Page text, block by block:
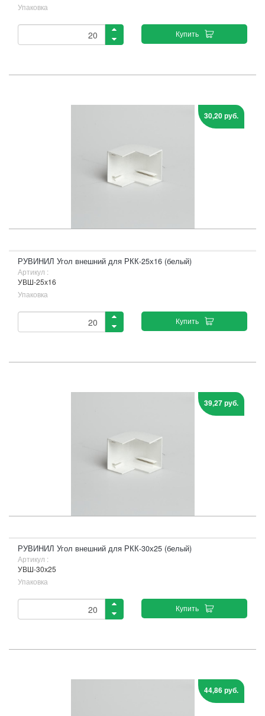
Упаковка
Купить
30,20 руб.
РУВИНИЛ Угол внешний для РКК-25х16 (белый)
Артикул :
УВШ-25х16
Упаковка
Купить
39,27 руб.
РУВИНИЛ Угол внешний для РКК-30х25 (белый)
Артикул :
УВШ-30х25
Упаковка
Купить
44,86 руб.